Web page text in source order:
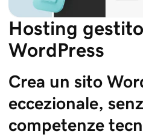
Hosting
WordPress
Crea un sito
eccezionale,
competenze